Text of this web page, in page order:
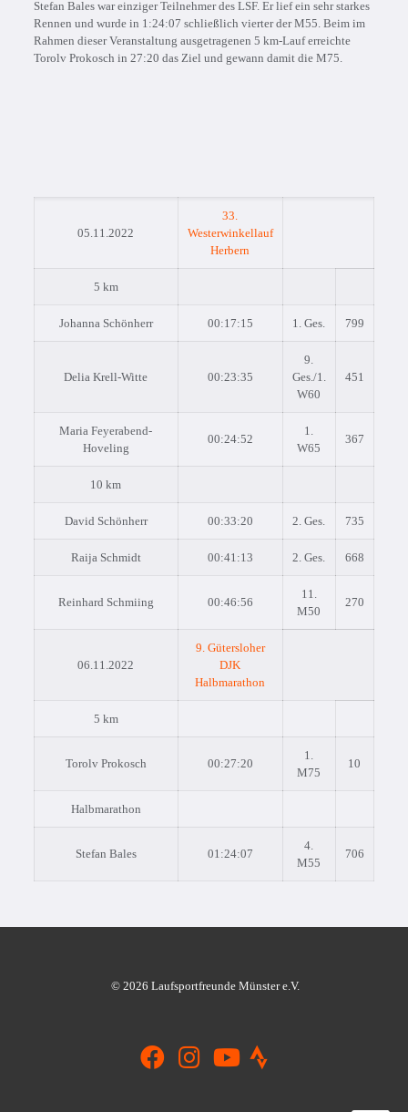
Stefan Bales war einziger Teilnehmer des LSF. Er lief ein sehr starkes
Rennen und wurde in 1:24:07 schließlich vierter der M55. Beim im
Rahmen dieser Veranstaltung ausgetragenen 5 km-Lauf erreichte
Torolv Prokosch in 27:20 das Ziel und gewann damit die M75.
05.11.2022
33.
Westerwinkellauf
Herbern
5 km
Johanna Schönherr 00:17:15 1. Ges. 799
Delia Krell-Witte 00:23:35
9.
Ges./1.
W60
451
Maria Feyerabend-
Hoveling
00:24:52
1.
W65
367
10 km
David Schönherr 00:33:20 2. Ges. 735
Raija Schmidt 00:41:13 2. Ges. 668
Reinhard Schmiing 00:46:56
11.
M50
270
06.11.2022
9. Gütersloher
DJK
Halbmarathon
5 km
Torolv Prokosch 00:27:20
1.
M75
10
Halbmarathon
Stefan Bales 01:24:07
4.
M55
706
© 2026 Laufsportfreunde Münster e.V.